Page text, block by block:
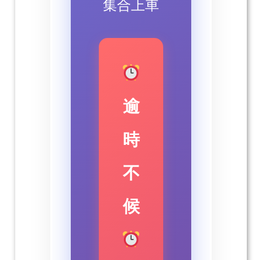
集合上車
逾
時
不
候